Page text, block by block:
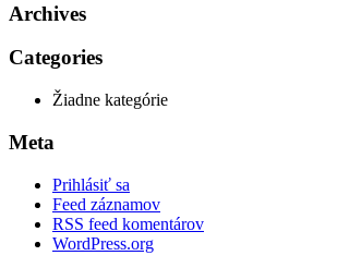
Archives
Categories
Žiadne kategórie
Meta
Prihlásiť sa
Feed záznamov
RSS feed komentárov
WordPress.org